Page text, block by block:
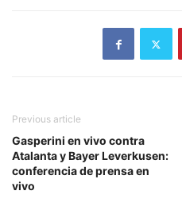
Previous article
Gasperini en vivo contra
Atalanta y Bayer Leverkusen:
conferencia de prensa en
vivo